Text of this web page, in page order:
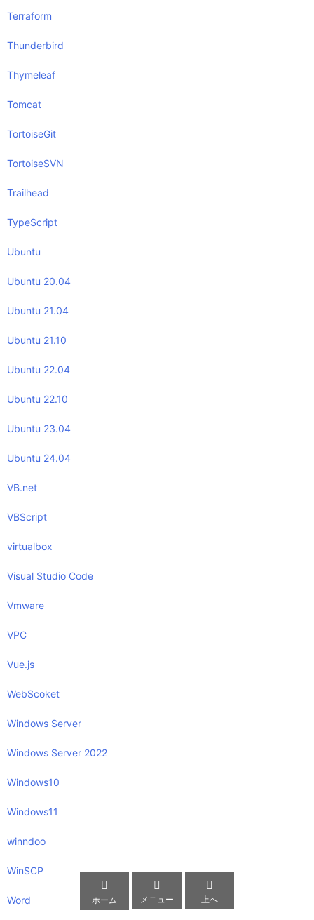
Terraform
Thunderbird
Thymeleaf
Tomcat
TortoiseGit
TortoiseSVN
Trailhead
TypeScript
Ubuntu
Ubuntu 20.04
Ubuntu 21.04
Ubuntu 21.10
Ubuntu 22.04
Ubuntu 22.10
Ubuntu 23.04
Ubuntu 24.04
VB.net
VBScript
virtualbox
Visual Studio Code
Vmware
VPC
Vue.js
WebScoket
Windows Server
Windows Server 2022
Windows10
Windows11
winndoo
WinSCP
Word

ホーム

メニュー

上へ